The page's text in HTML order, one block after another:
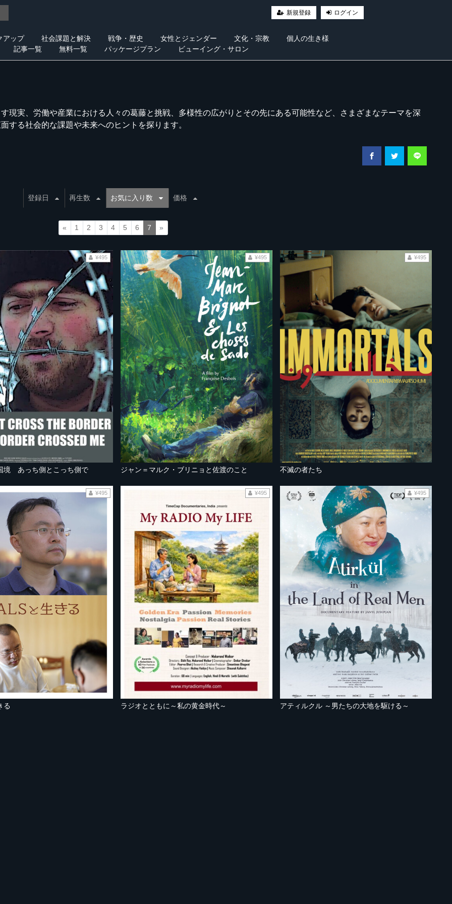
新規登録 ログイン
アップ 社会課題と解決 戦争・歴史 女性とジェンダー 文化・宗教
個人の生き様
記事一覧
無料一覧 パッケージプラン ビューイング・サロン
現実、労働や産業における人々の葛藤と挑戦、多様性の広がりとその先にある可能性など、さまざまなテーマを深
する社会的な課題や未来へのヒントを探ります。
登録日 再生数 お気に入り数 価格
« 1 2 3 4 5 6 7 »
境 あっち側とこっち側で
¥495
ジャン＝マルク・ブリニョと佐渡のこと
¥495
不滅の者たち
¥495
る
¥495
ラジオとともに～私の黄金時代～
¥495
アティルクル ～男たちの大地を駆ける～
¥495